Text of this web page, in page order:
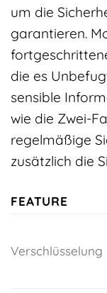
um die
garantieren.
die es
sensible
wie die Zwei-
regelmäßige
zusätzlich die
FEATURE
Verschlüsselung